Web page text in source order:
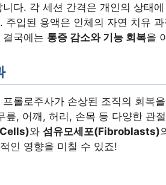
다. 각 세션 간격은 개인의 상태
주입된 용액은 인체의 자연 치유
국에는 통증 감소와 기능 회복을
롤로주사가 손상된 조직의 회복
릎, 어깨, 허리, 손목 등 다양한 관
와 섬유모세포(Fibroblasts)
인 영향을 미칠 수 있죠!